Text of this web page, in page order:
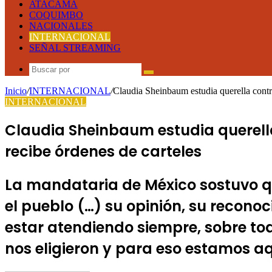
ATACAMA
COQUIMBO
NACIONALES
INTERNACIONAL
SEÑAL STREAMING
Buscar
por
Inicio/INTERNACIONAL/Claudia Sheinbaum estudia querella
INTERNACIONAL
Claudia Sheinbaum estudia
recibe órdenes de carteles
La mandataria de México sostuvo
el pueblo (…) su opinión, su
estar atendiendo siempre, sobre
nos eligieron y para eso estamos